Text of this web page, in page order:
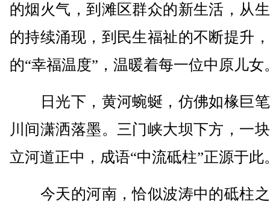
的烟火气，到滩区群众的新生活，从
的持续涌现，到民生福祉的不断提升
的“幸福温度”，温暖着每一位中原儿女
日光下，黄河蜿蜒，仿佛如椽巨
川间潇洒落墨。三门峡大坝下方，一
立河道正中，成语“中流砥柱”正源于此
今天的河南，恰似波涛中的砥柱